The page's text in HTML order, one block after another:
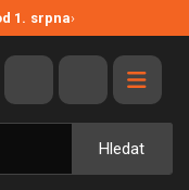
1. srpna›
Hledat